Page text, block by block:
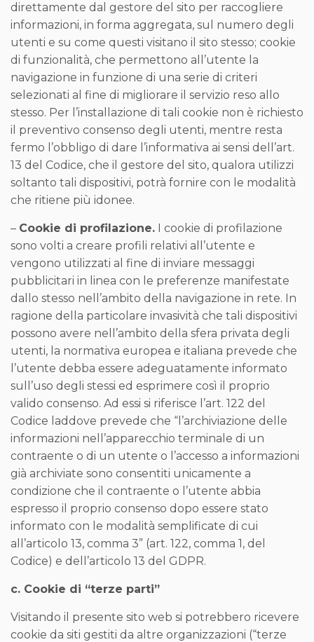
direttamente dal gestore del sito per raccogliere
informazioni, in forma aggregata, sul numero degli
utenti e su come questi visitano il sito stesso; cookie
di funzionalità, che permettono all’utente la
navigazione in funzione di una serie di criteri
selezionati al fine di migliorare il servizio reso allo
stesso. Per l’installazione di tali cookie non è richiesto
il preventivo consenso degli utenti, mentre resta
fermo l’obbligo di dare l’informativa ai sensi dell’art.
13 del Codice, che il gestore del sito, qualora utilizzi
soltanto tali dispositivi, potrà fornire con le modalità
che ritiene più idonee.
– Cookie di profilazione. I cookie di profilazione
sono volti a creare profili relativi all’utente e
vengono utilizzati al fine di inviare messaggi
pubblicitari in linea con le preferenze manifestate
dallo stesso nell’ambito della navigazione in rete. In
ragione della particolare invasività che tali dispositivi
possono avere nell’ambito della sfera privata degli
utenti, la normativa europea e italiana prevede che
l’utente debba essere adeguatamente informato
sull’uso degli stessi ed esprimere così il proprio
valido consenso. Ad essi si riferisce l’art. 122 del
Codice laddove prevede che “l’archiviazione delle
informazioni nell’apparecchio terminale di un
contraente o di un utente o l’accesso a informazioni
già archiviate sono consentiti unicamente a
condizione che il contraente o l’utente abbia
espresso il proprio consenso dopo essere stato
informato con le modalità semplificate di cui
all’articolo 13, comma 3” (art. 122, comma 1, del
Codice) e dell’articolo 13 del GDPR.
c. Cookie di “terze parti”
Visitando il presente sito web si potrebbero ricevere
cookie da siti gestiti da altre organizzazioni (“terze